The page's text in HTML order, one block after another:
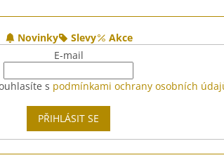
Novinky Slevy
Akce
E-mail
s podmínkami ochrany osobních
PŘIHLÁSIT SE